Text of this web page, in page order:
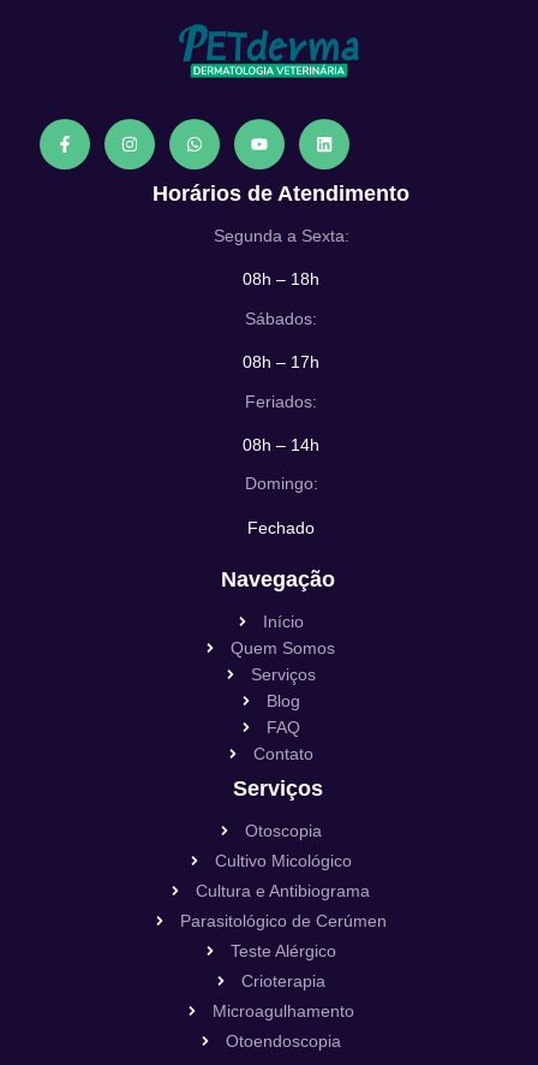
Horários de Atendimento
Segunda a Sexta:
08h – 18h
Sábados:
08h – 17h
Feriados:
08h – 14h
Domingo:
Fechado
Navegação
Início
Quem Somos
Serviços
Blog
FAQ
Contato
Serviços
Otoscopia
Cultivo Micológico
Cultura e Antibiograma
Parasitológico de Cerúmen
Teste Alérgico
Crioterapia
Microagulhamento
Otoendoscopia